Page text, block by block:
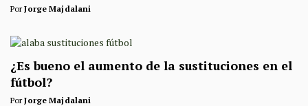
PorJorge Majdalani
¿Es bueno el aumento de la sustituciones en el
fútbol?
PorJorge Majdalani